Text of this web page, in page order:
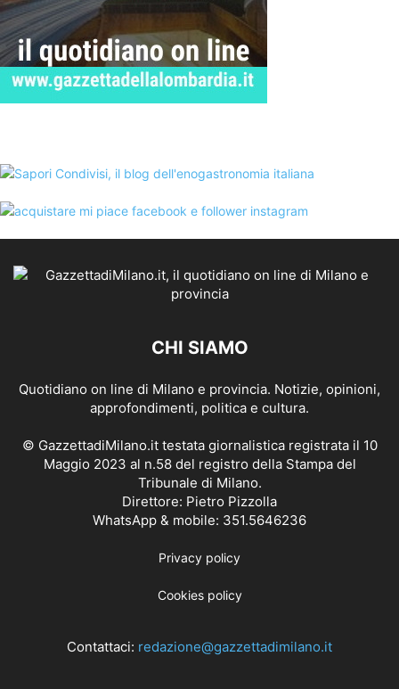
CHI SIAMO
Quotidiano on line di Milano e provincia. Notizie, opinioni,
approfondimenti, politica e cultura.
© GazzettadiMilano.it testata giornalistica registrata il 10
Maggio 2023 al n.58 del registro della Stampa del
Tribunale di Milano.
Direttore: Pietro Pizzolla
WhatsApp & mobile: 351.5646236
Privacy policy
Cookies policy
Contattaci: redazione@gazzettadimilano.it